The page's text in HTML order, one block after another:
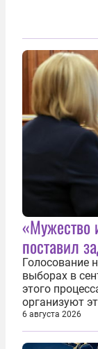
«Мужество
поставил
Голосование
выборах в
этого
организуют
власти», —
на
6 августа 2026